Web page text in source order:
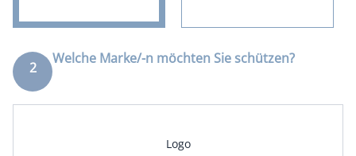
2
Welche Marke/-n möchten Sie schützen?
Logo